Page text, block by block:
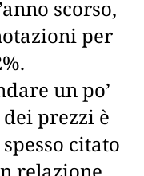
scorso,
per
un po’
prezzi è
citato
relazione